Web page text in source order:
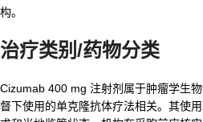
构。
治疗类别/药物分类
Cizumab 400 mg 注射剂属于肿瘤学生
督下使用的单克隆抗体疗法相关。其使